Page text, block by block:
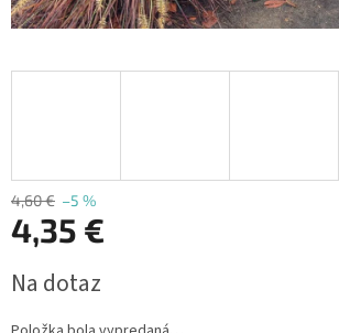
4,60 € –5 %
4,35 €
cena:
Na dotaz